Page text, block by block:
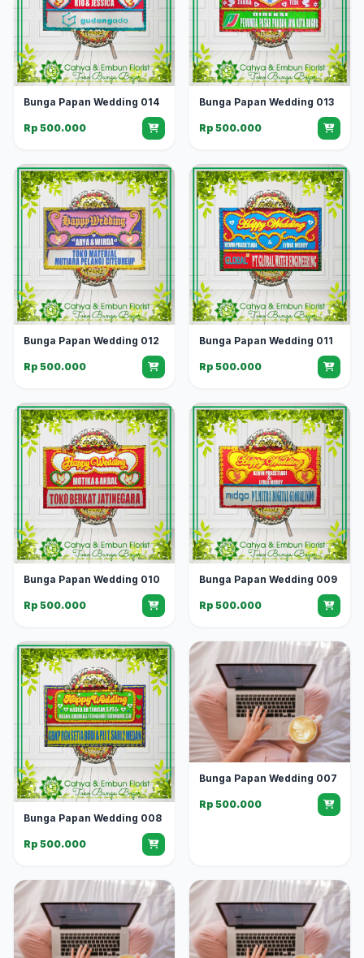
Bunga Papan Wedding 014
Rp 500.000
Bunga Papan Wedding 013
Rp 500.000
Bunga Papan Wedding 012
Rp 500.000
Bunga Papan Wedding 011
Rp 500.000
Bunga Papan Wedding 010
Rp 500.000
Bunga Papan Wedding 009
Rp 500.000
Bunga Papan Wedding 008
Rp 500.000
Bunga Papan Wedding 007
Rp 500.000